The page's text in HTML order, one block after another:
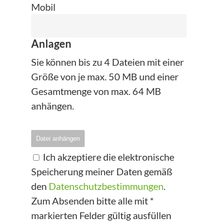
Mobil
Anlagen
Sie können bis zu 4 Dateien mit einer
Größe von je max. 50 MB und einer
Gesamtmenge von max. 64 MB
anhängen.
Datei anhängen
Ich akzeptiere die elektronische
Speicherung meiner Daten gemäß
den Datenschutzbestimmungen
Zum Absenden bitte alle mit *
markierten Felder gültig ausfüllen